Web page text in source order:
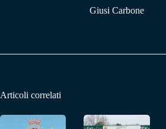
Giusi Carbone
Articoli correlati